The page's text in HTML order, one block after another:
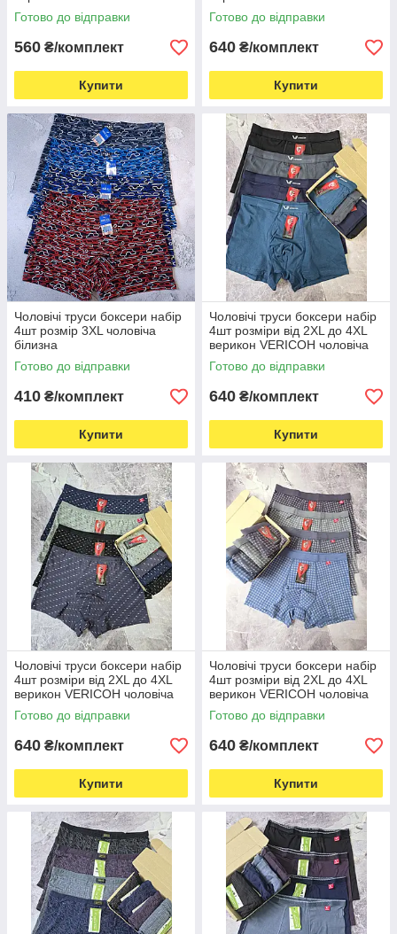
білизна
Готово до відправки
560 ₴/комплект
Купити
білизна
Готово до відправки
640 ₴/комплект
Купити
Чоловічі труси боксери набір
4шт розмір 3XL чоловіча
білизна
Готово до відправки
410 ₴/комплект
Купити
Чоловічі труси боксери набір
4шт розміри від 2XL до 4XL
верикон VERICOH чоловіча
білизна
Готово до відправки
640 ₴/комплект
Купити
Чоловічі труси боксери набір
4шт розміри від 2XL до 4XL
верикон VERICOH чоловіча
білизна
Готово до відправки
640 ₴/комплект
Купити
Чоловічі труси боксери набір
4шт розміри від 2XL до 4XL
верикон VERICOH чоловіча
білизна
Готово до відправки
640 ₴/комплект
Купити